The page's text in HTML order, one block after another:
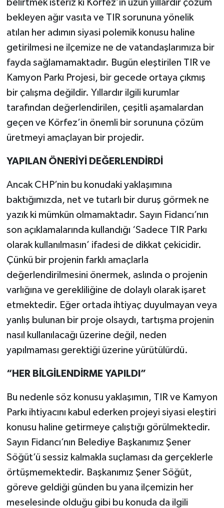
belirtmek isteriz ki Körfez’in uzun yıllardır çözüm
bekleyen ağır vasıta ve TIR sorununa yönelik
atılan her adımın siyasi polemik konusu haline
getirilmesi ne ilçemize ne de vatandaşlarımıza bir
fayda sağlamamaktadır. Bugün eleştirilen TIR ve
Kamyon Parkı Projesi, bir gecede ortaya çıkmış
bir çalışma değildir. Yıllardır ilgili kurumlar
tarafından değerlendirilen, çeşitli aşamalardan
geçen ve Körfez’in önemli bir sorununa çözüm
üretmeyi amaçlayan bir projedir.
YAPILAN ÖNERİYİ DEĞERLENDİRDİ
Ancak CHP’nin bu konudaki yaklaşımına
baktığımızda, net ve tutarlı bir duruş görmek ne
yazık ki mümkün olmamaktadır. Sayın Fidancı’nın
son açıklamalarında kullandığı ‘Sadece TIR Parkı
olarak kullanılmasın’ ifadesi de dikkat çekicidir.
Çünkü bir projenin farklı amaçlarla
değerlendirilmesini önermek, aslında o projenin
varlığına ve gerekliliğine de dolaylı olarak işaret
etmektedir. Eğer ortada ihtiyaç duyulmayan veya
yanlış bulunan bir proje olsaydı, tartışma projenin
nasıl kullanılacağı üzerine değil, neden
yapılmaması gerektiği üzerine yürütülürdü.
“HER BİLGİLENDİRME YAPILDI”
Bu nedenle söz konusu yaklaşımın, TIR ve Kamyon
Parkı ihtiyacını kabul ederken projeyi siyasi eleştiri
konusu haline getirmeye çalıştığı görülmektedir.
Sayın Fidancı’nın Belediye Başkanımız Şener
Söğüt’ü sessiz kalmakla suçlaması da gerçeklerle
örtüşmemektedir. Başkanımız Şener Söğüt,
göreve geldiği günden bu yana ilçemizin her
meselesinde olduğu gibi bu konuda da ilgili